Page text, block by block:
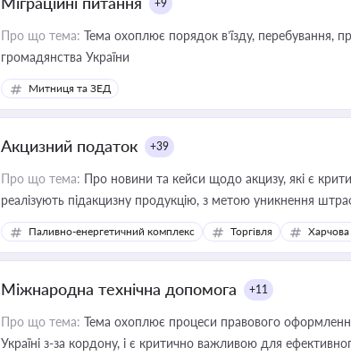
+9
Про що тема: Тема охоплює порядок в’їзду, перебування,
громадянства України
Митниця та ЗЕД
Акцизний податок +39
Про що тема: Про новини та кейси щодо акцизу, які є
реалізують підакцизну продукцію, з метою уникнення
Паливно-енергетичний комплекс Торгівля
Міжнародна технічна допомога +11
Про що тема: Тема охоплює процеси правового
Україні з-за кордону, і є критично важливою для